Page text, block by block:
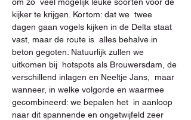
kijker te krijgen. Kortom: dat we  twee
dagen gaan vogels kijken in de Delta staat
vast, maar de route is  alles behalve in
beton gegoten. Natuurlijk zullen we
uitkomen bij  hotspots als Brouwersdam, de
verschillend inlagen en Neeltje Jans,  maar
wanneer, in welke volgorde en waarmee
gecombineerd: we bepalen het  in aanloop
naar dit spannende en ongetwijfeld zeer